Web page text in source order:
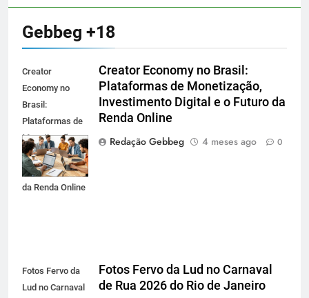
Gebbeg +18
Creator
Economy no
Brasil:
Plataformas de
Monetização,
Investimento
Digital e o Futuro
da Renda Online
Creator Economy no Brasil:
Plataformas de Monetização,
Investimento Digital e o Futuro da
Renda Online
Redação Gebbeg
4 meses ago 0
Fotos Fervo da
Lud no Carnaval
Fotos Fervo da Lud no Carnaval
de Rua 2026 do Rio de Janeiro